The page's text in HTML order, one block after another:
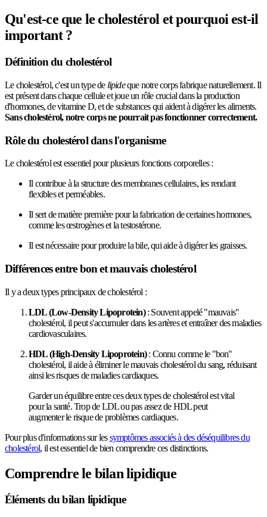
Qu'est-ce que le cholestérol et pourquoi est-il
important ?
Définition du cholestérol
Le cholestérol, c'est un type de lipideque notre corps fabrique naturellement. Il
est présent dans chaque cellule et joue un rôle crucial dans la production
d'hormones, de vitamine D, et de substances qui aident à digérer les aliments.
Sans cholestérol, notre corps ne pourrait pas fonctionner correctement.
Rôle du cholestérol dans l'organisme
Le cholestérol est essentiel pour plusieurs fonctions corporelles :
Il contribue à la structure des membranes cellulaires, les rendant
flexibles et perméables.
Il sert de matière première pour la fabrication de certaines hormones,
comme les œstrogènes et la testostérone.
Il est nécessaire pour produire la bile, qui aide à digérer les graisses.
Différences entre bon et mauvais cholestérol
Il y a deux types principaux de cholestérol :
LDL (Low-Density Lipoprotein): Souvent appelé "mauvais"
cholestérol, il peut s'accumuler dans les artères et entraîner des maladies
cardiovasculaires.
HDL (High-Density Lipoprotein): Connu comme le "bon"
cholestérol, il aide à éliminer le mauvais cholestérol du sang, réduisant
ainsi les risques de maladies cardiaques.
Garder un équilibre entre ces deux types de cholestérol est vital
pour la santé. Trop de LDL ou pas assez de HDL peut
augmenter le risque de problèmes cardiaques.
Pour plus d'informations sur lessymptômes associés à des déséquilibres du
cholestérol, il est essentiel de bien comprendre ces distinctions.
Comprendre le bilan lipidique
Éléments du bilan lipidique